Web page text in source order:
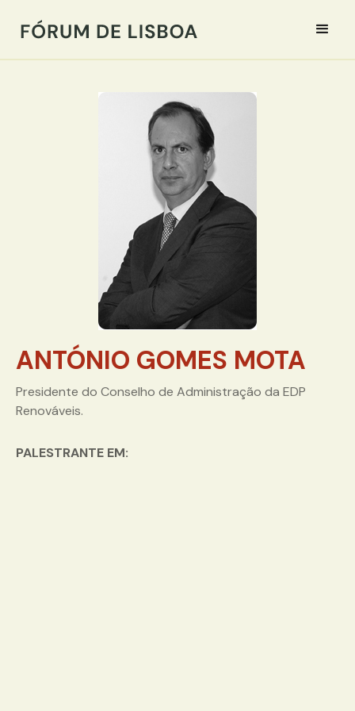
ANTÓNIO GOMES MOTA
Presidente do Conselho de Administração da EDP
Renováveis.
PALESTRANTE EM: